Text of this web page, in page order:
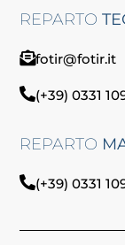
REPARTO
fotir@fotir.it
(+39) 0331
REPARTO
(+39) 0331